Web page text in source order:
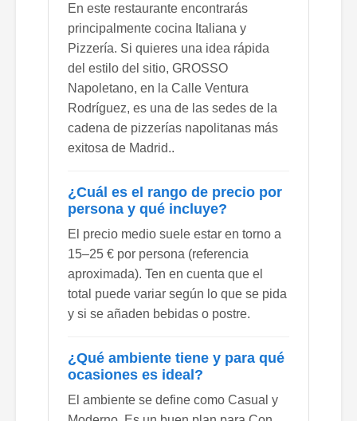
En este restaurante encontrarás
principalmente cocina Italiana y
Pizzería. Si quieres una idea rápida
del estilo del sitio, GROSSO
Napoletano, en la Calle Ventura
Rodríguez, es una de las sedes de la
cadena de pizzerías napolitanas más
exitosa de Madrid..
¿Cuál es el rango de precio por
persona y qué incluye?
El precio medio suele estar en torno a
15–25 € por persona (referencia
aproximada). Ten en cuenta que el
total puede variar según lo que se pida
y si se añaden bebidas o postre.
¿Qué ambiente tiene y para qué
ocasiones es ideal?
El ambiente se define como Casual y